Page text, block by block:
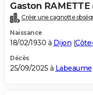
Gaston RAMETTE
Créer une cagnotte
Naissance
18/02/1930 à Dijon (
Décès
25/09/2025 à Labeaume